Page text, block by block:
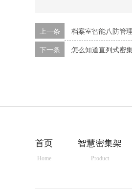
上一条
档案室智能八防管
下一条
怎么知道直列式密
首页
Home
智慧密集架
Product